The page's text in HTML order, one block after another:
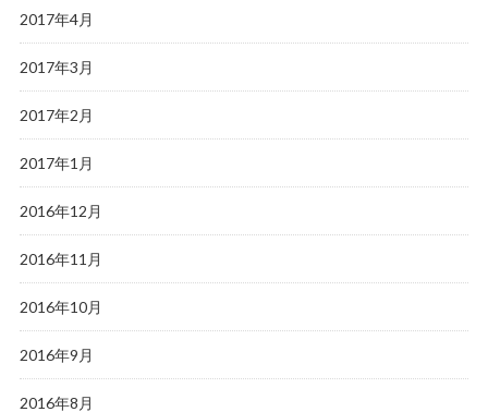
2017年4月
2017年3月
2017年2月
2017年1月
2016年12月
2016年11月
2016年10月
2016年9月
2016年8月